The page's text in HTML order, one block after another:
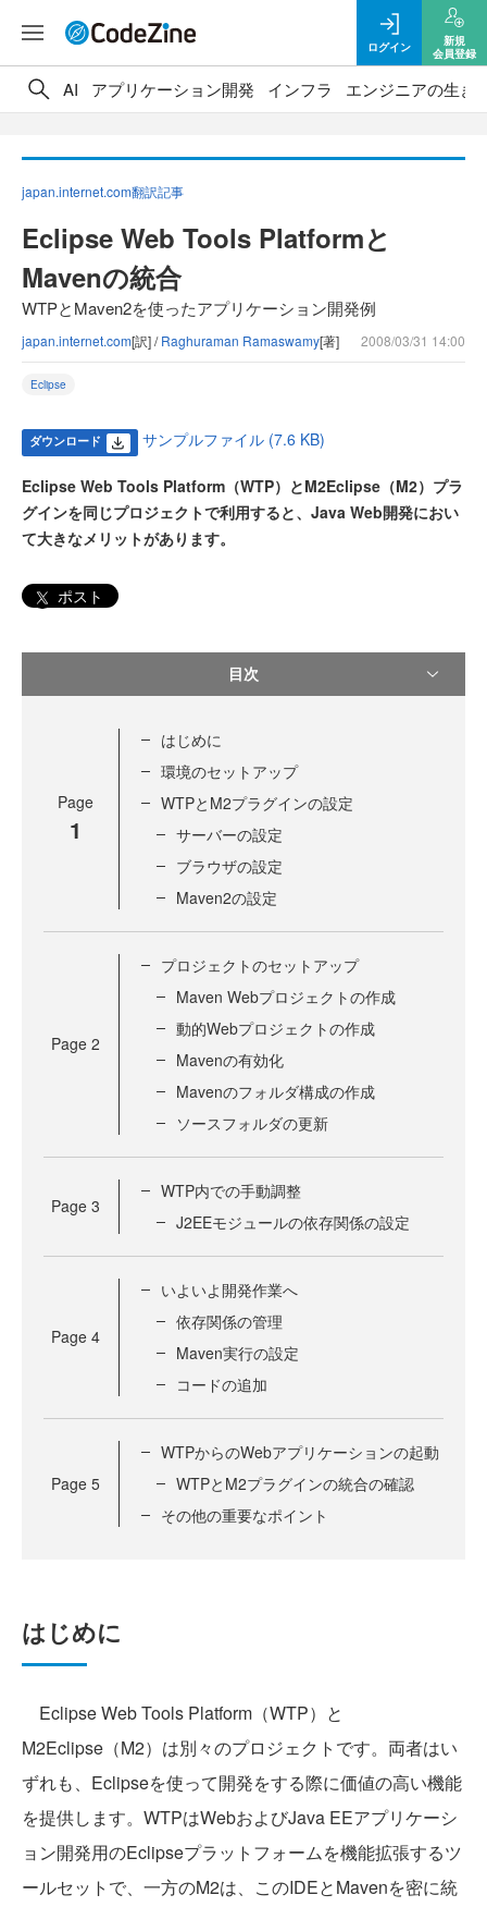
ログイン
新規
会員登録
AI アプリケーション開発 インフラ エンジニアの生き
japan.internet.com翻訳記事
Eclipse Web Tools Platformと
Mavenの統合
WTPとMaven2を使ったアプリケーション開発例
japan.internet.com[訳] /Raghuraman Ramaswamy[著] 2008/03/31 14:00
Eclipse
ダウンロード サンプルファイル (7.6 KB)
Eclipse Web Tools Platform（WTP）とM2Eclipse（M2）プラ
グインを同じプロジェクトで利用すると、Java Web開発におい
て大きなメリットがあります。
ポスト
目次
Page
1
はじめに
環境のセットアップ
WTPとM2プラグインの設定
サーバーの設定
ブラウザの設定
Maven2の設定
Page 2
プロジェクトのセットアップ
Maven Webプロジェクトの作成
動的Webプロジェクトの作成
Mavenの有効化
Mavenのフォルダ構成の作成
ソースフォルダの更新
Page 3
WTP内での手動調整
J2EEモジュールの依存関係の設定
Page 4
いよいよ開発作業へ
依存関係の管理
Maven実行の設定
コードの追加
Page 5
WTPからのWebアプリケーションの起動
WTPとM2プラグインの統合の確認
その他の重要なポイント
はじめに
Eclipse Web Tools Platform（WTP）と
M2Eclipse（M2）は別々のプロジェクトです。両者はい
ずれも、Eclipseを使って開発をする際に価値の高い機能
を提供します。WTPはWebおよびJava EEアプリケーシ
ョン開発用のEclipseプラットフォームを機能拡張するツ
ールセットで、一方のM2は、このIDEとMavenを密に統